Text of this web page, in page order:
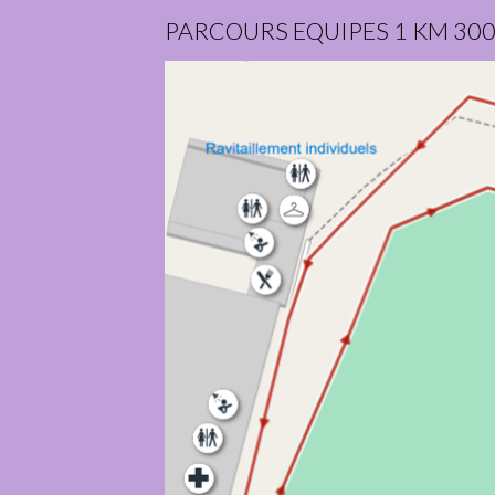
PARCOURS EQUIPES 1 KM